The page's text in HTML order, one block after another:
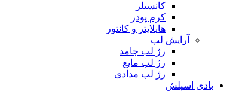
کانسیلر
کرم پودر
هایلایتر و کانتور
آرایش لب
رژ لب جامد
رژ لب مایع
رژ لب مدادی
بادی اسپلش